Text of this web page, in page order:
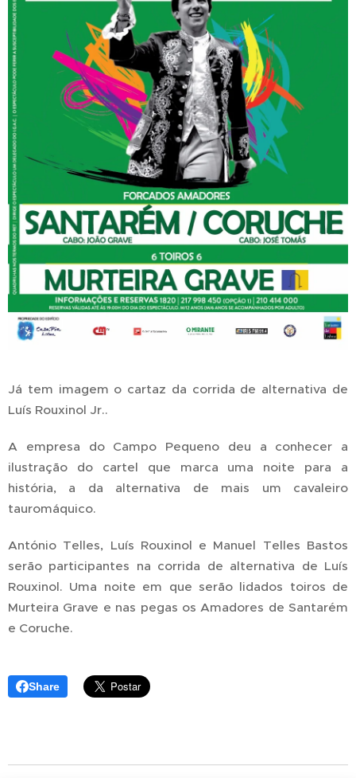
Já tem imagem o cartaz da corrida de alternativa de
Luís Rouxinol Jr..
A empresa do Campo Pequeno deu a conhecer a
ilustração do cartel que marca uma noite para a
história, a da alternativa de mais um cavaleiro
tauromáquico.
António Telles, Luís Rouxinol e Manuel Telles Bastos
serão participantes na corrida de alternativa de Luís
Rouxinol. Uma noite em que serão lidados toiros de
Murteira Grave e nas pegas os Amadores de Santarém
e Coruche.
Share